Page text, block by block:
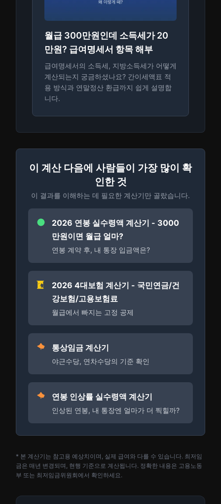
월급 300만원인데 소득세가 20
만원? 급여명세서 항목 해부
급여명세서의 소득세, 지방소득세가 어떻게
계산되는지 궁금하셨나요? 간이세액표 적
용 방식과 연말정산 환급까지 쉽게 설명합
니다.
이 계산 다음에 사람들이 가장 많이 확
인한 것
이 결과를 이해하는 데 필요한 계산기만 골랐습니다.
2026 연봉 실수령액 계산기 - 3000
만원이면 월급 얼마?
연봉 계약 후, 내 통장 입금액은?
2026 4대보험 계산기 - 국민연금/건
강보험/고용보험료
월급에서 빠지는 고정 공제
통상임금 계산기
야근수당, 연차수당의 기준 확인
연봉 인상률 실수령액 계산기
인상된 연봉, 내 통장엔 얼마가 더 찍힐까?
* 본 계산기는 참고용 예상치이며, 실제 급여와 다를 수 있습니다. 최저임
금은 매년 변경되며, 현행 기준으로 계산됩니다. 정확한 내용은 고용노동
부 또는 최저임금위원회에서 확인하세요.